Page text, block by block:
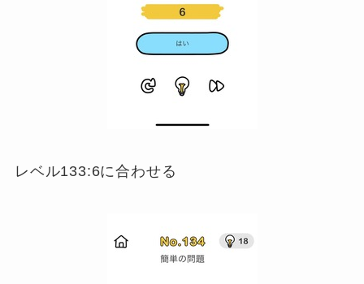
レベル133:6に合わせる